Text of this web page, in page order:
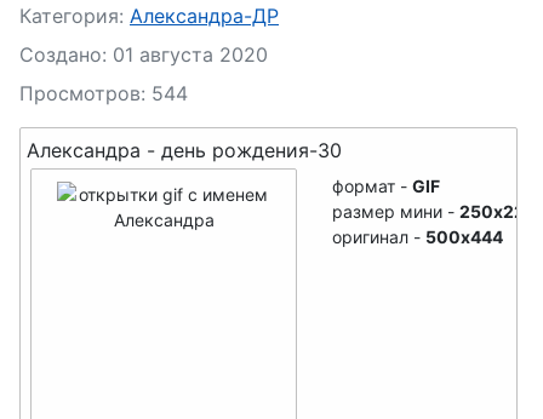
Афанасий- ДР
Ахмед- ДР
имя с буквы - Б
Бенедикт- ДР
Амелия- ДР
Ангелина- ДР
Анжела- ДР
Подробности
Категория: Александра-ДР
Создано: 01 августа 2020
Просмотров: 544
Александра - день рождения-30
формат - GIF
размер мини - 250x222
оригинал - 500x444